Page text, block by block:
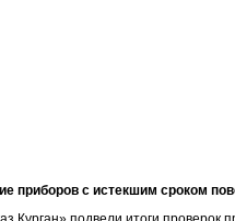
приборов с истекшим сроком